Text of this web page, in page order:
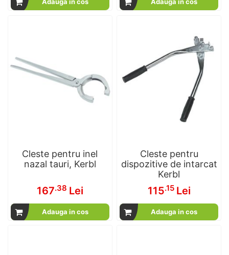
Cleste pentru inel
nazal tauri, Kerbl
167.38 Lei
Adauga in cos
Cleste pentru
dispozitive de intarcat
Kerbl
115.15 Lei
Adauga in cos